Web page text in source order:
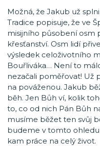
Možná, že Jakub už
Tradice popisuje, že ve
misijního působení osm
křesťanství. Osm lidí
výsledek celoživotního
Bouřliváka… Není to
nezačali poměřovat! Už
na pováženou. Jakub
běh. Jen Bůh ví, kolik
to, co od nich Pán Bůh
musíme běžet ten svůj
budeme v tomto ohledu
kam práce na celý život.